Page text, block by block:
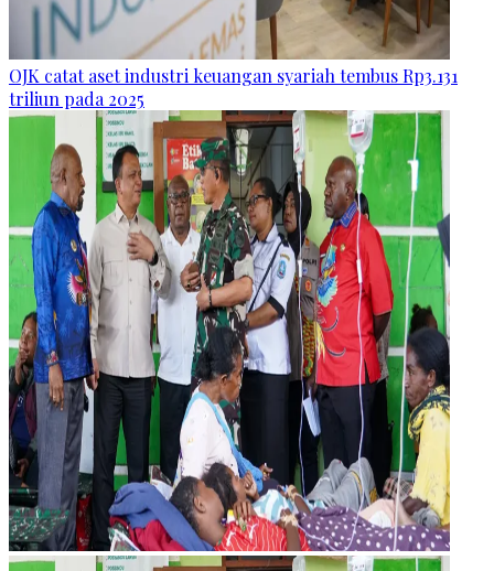
OJK catat aset industri keuangan syariah tembus Rp3.131
triliun pada 2025